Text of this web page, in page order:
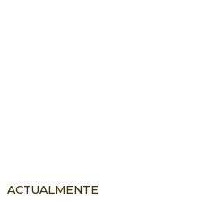
ACTUALMENTE